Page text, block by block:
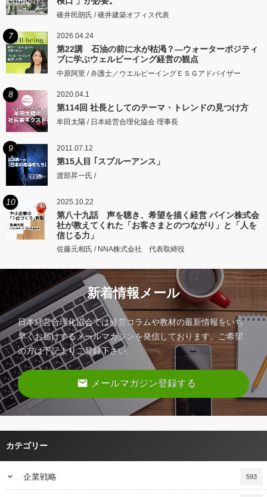
碓井民朗氏 / 碓井建築オフィス代表
7 2026.04.24
第22講 石油の前に水が枯渇？―ウォーターポジティ
ブに学ぶウェルビーイング経営の観点
中原阿里 / 弁護士／ウエルビーイングＥＳＧアドバイザー
8 2020.04.1
第114回 社長としてのテーマ・トレンドの見つけ方
牟田太陽 / 日本経営合理化協会 理事長
9 2011.07.12
第15人目 ｢スプルーアンス」
渡部昇一氏 /
10 2025.10.22
第八十九話 声を聴き、希望を描く経営 パイン株式会
社が教えてくれた「お客さまとのつながり」と「人を
信じる力」
佐藤元相氏 / NNA株式会社 代表取締役
新着情報メール
日本経営合理化協会では経営コラムや教材の最新情報をいち
早くお届けするメールマガジンを発信しております。ご希望
の方は下記よりご登録下さい。
email メールマガジン登録する
カテゴリー
keyboard_arrow_down 企業戦略 593